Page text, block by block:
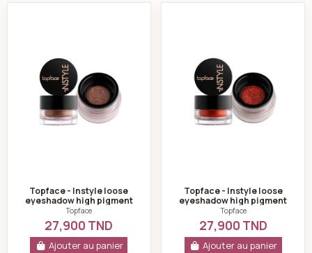
Topface - Instyle loose
eyeshadow high pigment
pt511-110
Topface
27,900 TND
Ajouter au panier
Topface - Instyle loose
eyeshadow high pigment
pt511-108
Topface
27,900 TND
Ajouter au panier